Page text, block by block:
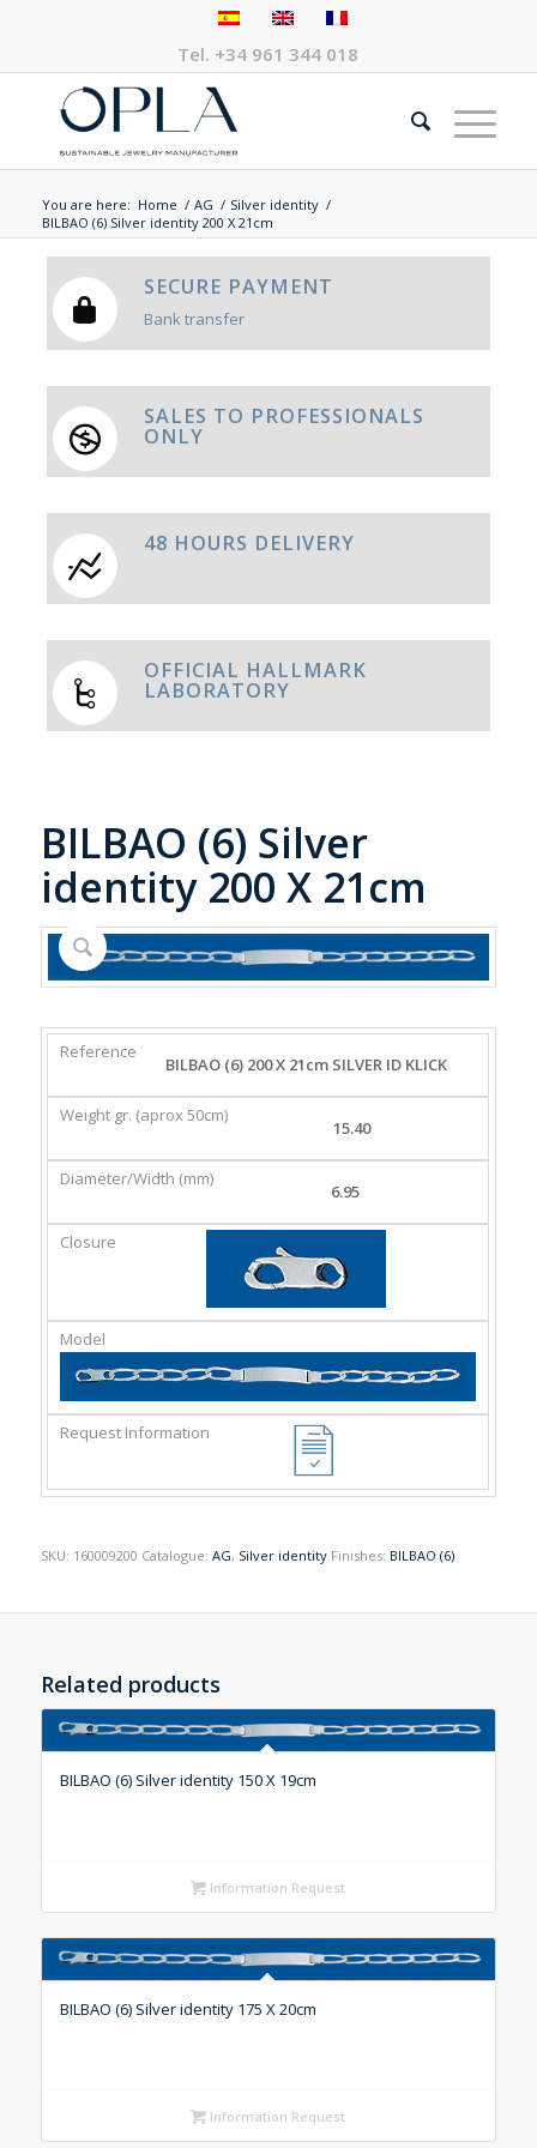
Tel. +34 961 344 018
You are here: Home / AG / Silver identity /
BILBAO (6) Silver identity 200 X 21cm
SECURE PAYMENT
Bank transfer
SALES TO PROFESSIONALS
ONLY
48 HOURS DELIVERY
OFFICIAL HALLMARK
LABORATORY
BILBAO (6) Silver
identity 200 X 21cm
REFERENCE
WEIGHT
GR.
(APROX
DIAMETER/WIDTH
BILBAO (6) 200 X 21cm SILVER ID KLICK
15.40
6.95
SKU: 160009200 Catalogue: AG, Silver identity Finishes: BILBAO (6)
Related products
BILBAO (6) Silver identity 150 X 19cm
Information Request
BILBAO (6) Silver identity 175 X 20cm
Information Request